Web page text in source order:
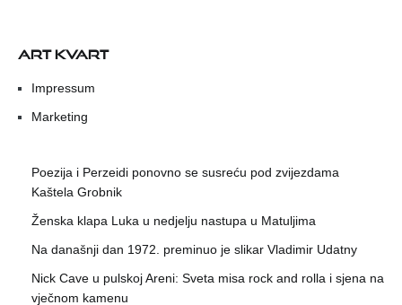
ART KVART
Impressum
Marketing
Poezija i Perzeidi ponovno se susreću pod zvijezdama
Kaštela Grobnik
Ženska klapa Luka u nedjelju nastupa u Matuljima
Na današnji dan 1972. preminuo je slikar Vladimir Udatny
Nick Cave u pulskoj Areni: Sveta misa rock and rolla i sjena na
vječnom kamenu